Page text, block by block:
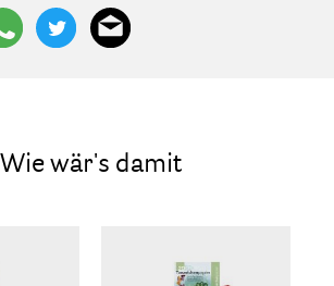
Wie wär's damit